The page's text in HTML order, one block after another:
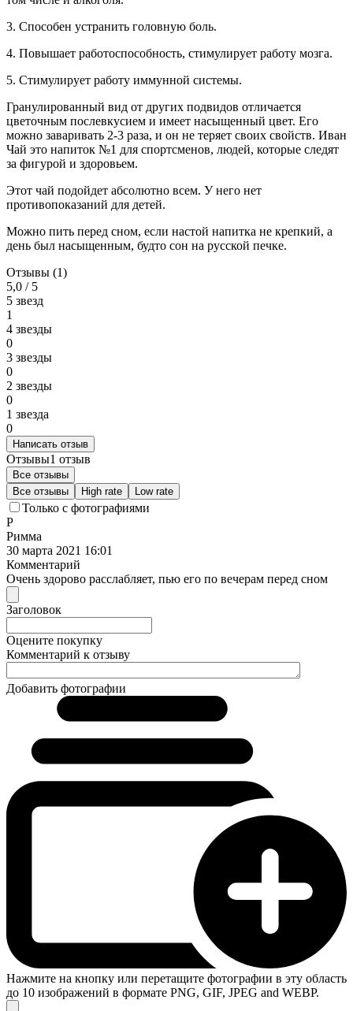
3. Способен устранить головную боль.
4. Повышает работоспособность, стимулирует работу мозга.
5. Стимулирует работу иммунной системы.
Гранулированный вид от других подвидов отличается
цветочным послевкусием и имеет насыщенный цвет. Его
можно заваривать 2-3 раза, и он не теряет своих свойств. Иван
Чай это напиток №1 для спортсменов, людей, которые следят
за фигурой и здоровьем.
Этот чай подойдет абсолютно всем. У него нет
противопоказаний для детей.
Можно пить перед сном, если настой напитка не крепкий, а
день был насыщенным, будто сон на русской печке.
Отзывы (1)
5,0 / 5
5 звезд
1
4 звезды
0
3 звезды
0
2 звезды
0
1 звезда
0
Написать отзыв
Отзывы1 отзыв
Все отзывы
Все отзывы
High rate Low rate
Только с фотографиями
Р
Римма
30 марта 2021 16:01
Комментарий
Очень здорово расслабляет, пью его по вечерам перед сном
Заголовок
Оцените покупку
Комментарий к отзыву
Добавить фотографии
Нажмите на кнопку или перетащите фотографии в эту область
до 10 изображений в формате PNG, GIF, JPEG and WEBP.